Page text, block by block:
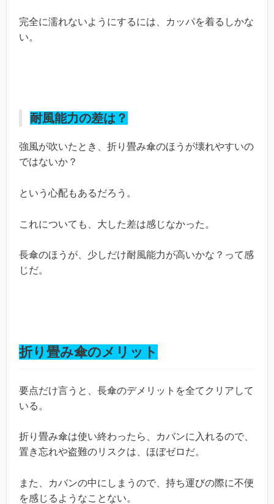
完全に濡れないようにするには、カッパを着るしかな
い。
耐風能力の差は？
強風が吹いたとき、折り畳み傘のほうが壊れやすいの
ではないか？
という心配もあるだろう。
これについても、大した差は感じなかった。
長傘のほうが、少しだけ耐風能力が高いかな？って感
じだ。
折り畳み傘のメリット
要点だけ言うと、長傘のデメリットを全てクリアして
いる。
折り畳み傘は使い終わったら、カバンに入れるので、
置き忘れや盗難のリスクは、ほぼゼロだ。
また、カバンの中にしまうので、持ち運びの際に不便
を感じるようなことない。